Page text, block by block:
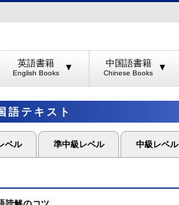
英語書籍 ▼ 中国語書籍 ▼
語テキスト
ベル 準中級レベル 中級レベル